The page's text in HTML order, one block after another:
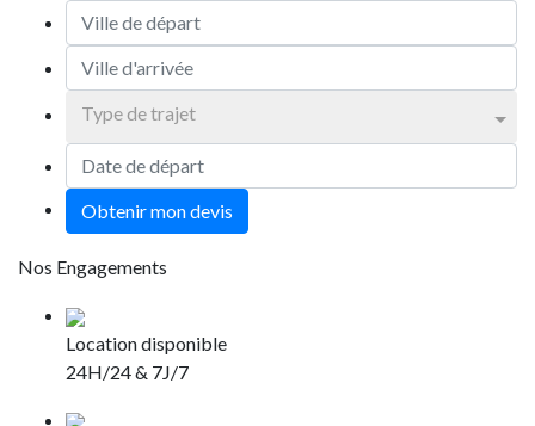
Type de trajet
Obtenir mon devis
Nos Engagements
Location disponible
24H/24 & 7J/7